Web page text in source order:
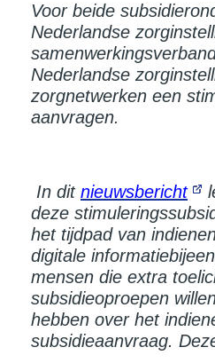
Voor beide
Nederlandse
Nederlandse
zorgnetwerken een
aanvragen.
In dit nieuwsbericht
deze
het tijdpad van
digitale
mensen die extra
subsidieoproepen
hebben over het
subsidieaanvraag.